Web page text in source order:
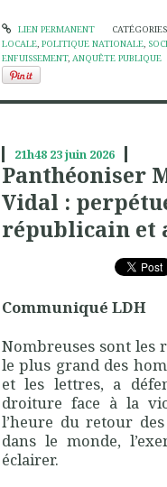
LIEN PERMANENT
LOCALE, POLITIQUE NATIONALE,
ENFUISSEMENT, ANQUÊTE PUBLIQUE
21h48 23juin 2026
Panthéoniser
Vidal :
républicain et
Communiqué LDH
Nombreuses sont les
le plus grand des
et les lettres, a
droiture face à la
l’heure du retour
dans le monde,
éclairer.